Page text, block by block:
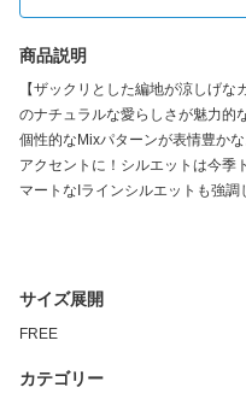
商品説明
【ザックリとした編地が涼しげ
のナチュラルな愛らしさが魅力的
個性的なMixパターンが表情豊か
アクセントに！シルエットは今季
マートなIラインシルエットも強調
サイズ展開
FREE
カテゴリー